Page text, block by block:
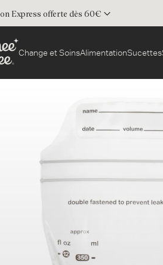
Express offerte dès 60€
Change et SoinsAlimentationSucettes